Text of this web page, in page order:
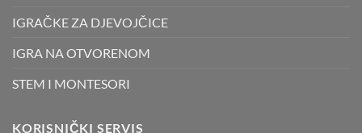
IGRAČKE ZA DJEVOJČICE
IGRA NA OTVORENOM
STEM I MONTESORI
KORISNIČKI SERVIS